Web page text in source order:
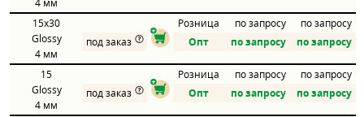
15x30
Glossy
4 мм
Розница по запросу
по запросу
под заказ
Опт по запросу по запросу
15
Glossy
4 мм
Розница по запросу
по запросу
под заказ
Опт по запросу по запросу